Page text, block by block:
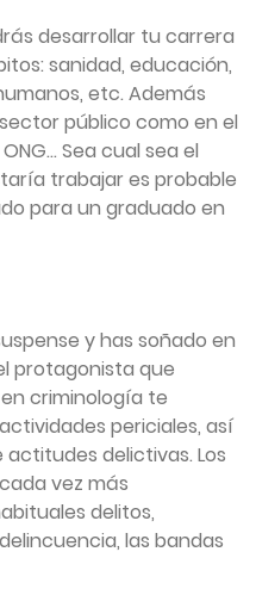
desarrollar tu carrera
sanidad, educación,
etc. Además
público como en el
Sea cual sea el
trabajar es probable
para un graduado en
y has soñado en
protagonista que
criminología te
periciales, así
delictivas. Los
vez más
delitos,
las bandas